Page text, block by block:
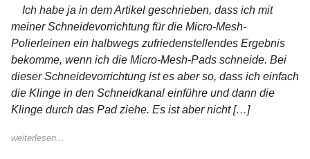
Ich habe ja in dem Artikel geschrieben, dass ich mit
meiner Schneidevorrichtung für die Micro-Mesh-
Polierleinen ein halbwegs zufriedenstellendes Ergebnis
bekomme, wenn ich die Micro-Mesh-Pads schneide. Bei
dieser Schneidevorrichtung ist es aber so, dass ich einfach
die Klinge in den Schneidkanal einführe und dann die
Klinge durch das Pad ziehe. Es ist aber nicht […]
weiterlesen...